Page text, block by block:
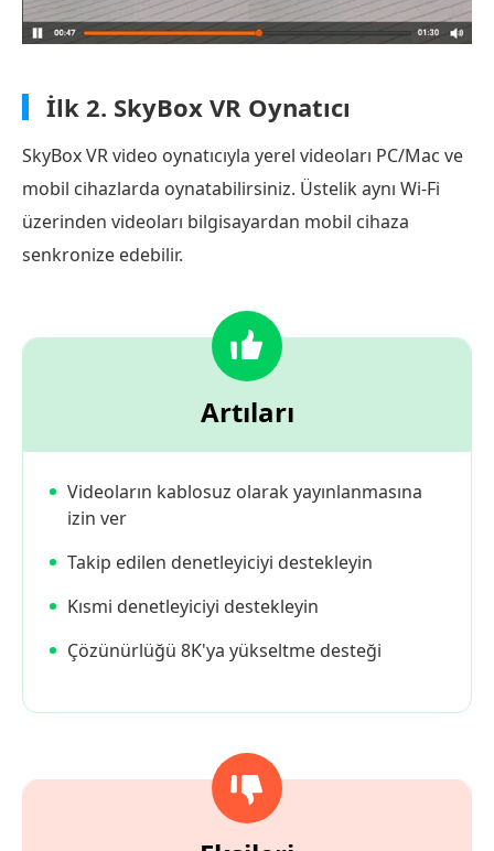
İlk 2. SkyBox VR Oynatıcı
SkyBox VR video oynatıcıyla yerel videoları PC/Mac ve
mobil cihazlarda oynatabilirsiniz. Üstelik aynı Wi-Fi
üzerinden videoları bilgisayardan mobil cihaza
senkronize edebilir.
Artıları
Videoların kablosuz olarak yayınlanmasına
izin ver
Takip edilen denetleyiciyi destekleyin
Kısmi denetleyiciyi destekleyin
Çözünürlüğü 8K'ya yükseltme desteği